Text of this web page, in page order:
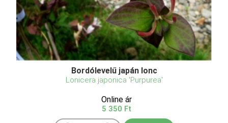
Bordólevelű japán lonc
Lonicera japonica 'Purpurea'
Online ár
5 350 Ft